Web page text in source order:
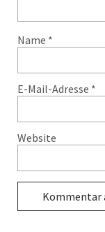
Name *
E-Mail-Adresse *
Website